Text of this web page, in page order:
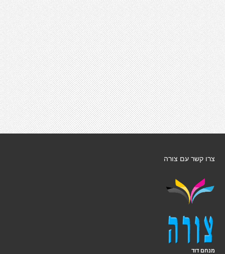
צרו קשר עם צורה
מנחם דוד